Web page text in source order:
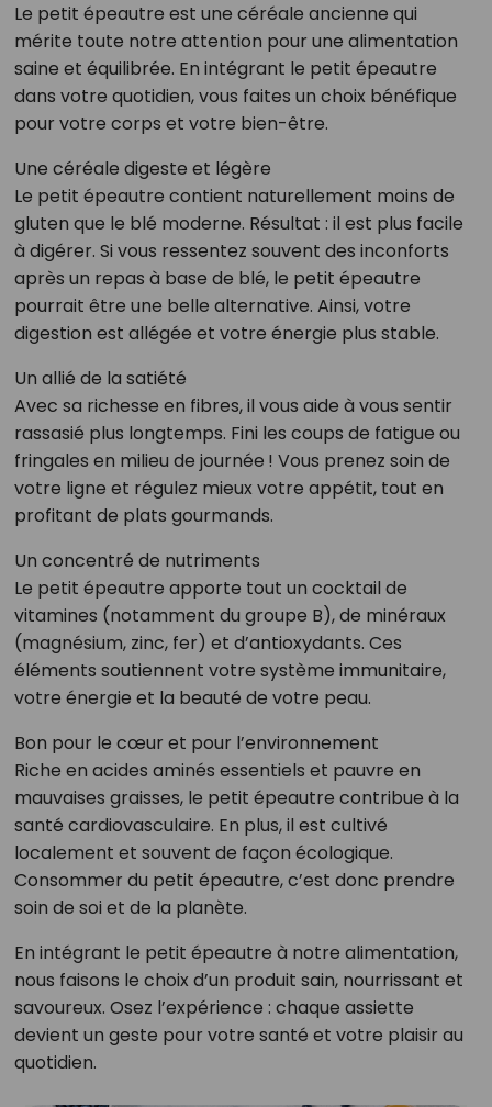
Le petit épeautre est une céréale ancienne qui
mérite toute notre attention pour une alimentation
saine et équilibrée. En intégrant le petit épeautre
dans votre quotidien, vous faites un choix bénéfique
pour votre corps et votre bien-être.
Une céréale digeste et légère
Le petit épeautre contient naturellement moins de
gluten que le blé moderne. Résultat : il est plus facile
à digérer. Si vous ressentez souvent des inconforts
après un repas à base de blé, le petit épeautre
pourrait être une belle alternative. Ainsi, votre
digestion est allégée et votre énergie plus stable.
Un allié de la satiété
Avec sa richesse en fibres, il vous aide à vous sentir
rassasié plus longtemps. Fini les coups de fatigue ou
fringales en milieu de journée ! Vous prenez soin de
votre ligne et régulez mieux votre appétit, tout en
profitant de plats gourmands.
Un concentré de nutriments
Le petit épeautre apporte tout un cocktail de
vitamines (notamment du groupe B), de minéraux
(magnésium, zinc, fer) et d’antioxydants. Ces
éléments soutiennent votre système immunitaire,
votre énergie et la beauté de votre peau.
Bon pour le cœur et pour l’environnement
Riche en acides aminés essentiels et pauvre en
mauvaises graisses, le petit épeautre contribue à la
santé cardiovasculaire. En plus, il est cultivé
localement et souvent de façon écologique.
Consommer du petit épeautre, c’est donc prendre
soin de soi et de la planète.
En intégrant le petit épeautre à notre alimentation,
nous faisons le choix d’un produit sain, nourrissant et
savoureux. Osez l’expérience : chaque assiette
devient un geste pour votre santé et votre plaisir au
quotidien.